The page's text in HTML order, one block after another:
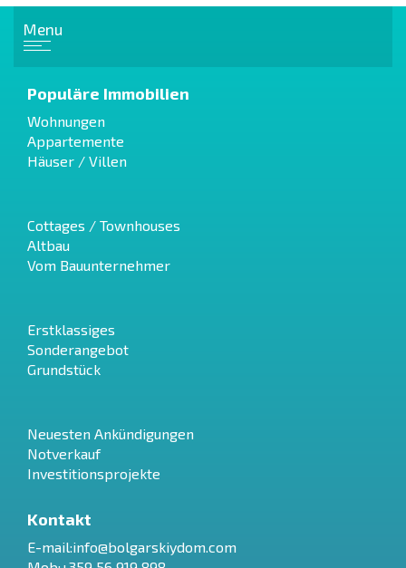
Menu
Populäre Immobilien
Wohnungen
Appartemente
Häuser / Villen
Cottages / Townhouses
Altbau
Vom Bauunternehmer
Erstklassiges
Sonderangebot
Grundstück
Neuesten Ankündigungen
Notverkauf
Investitionsprojekte
Kontakt
E-mail:info@bolgarskiydom.com